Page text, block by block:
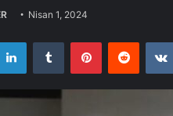
Nisan 1, 2024
LinkedInTumblr PinterestReddit